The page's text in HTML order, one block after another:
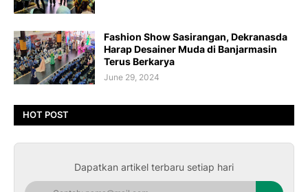
Fashion Show Sasirangan, Dekranasda
Harap Desainer Muda di Banjarmasin
Terus Berkarya
June 29, 2024
HOT POST
Dapatkan artikel terbaru setiap hari